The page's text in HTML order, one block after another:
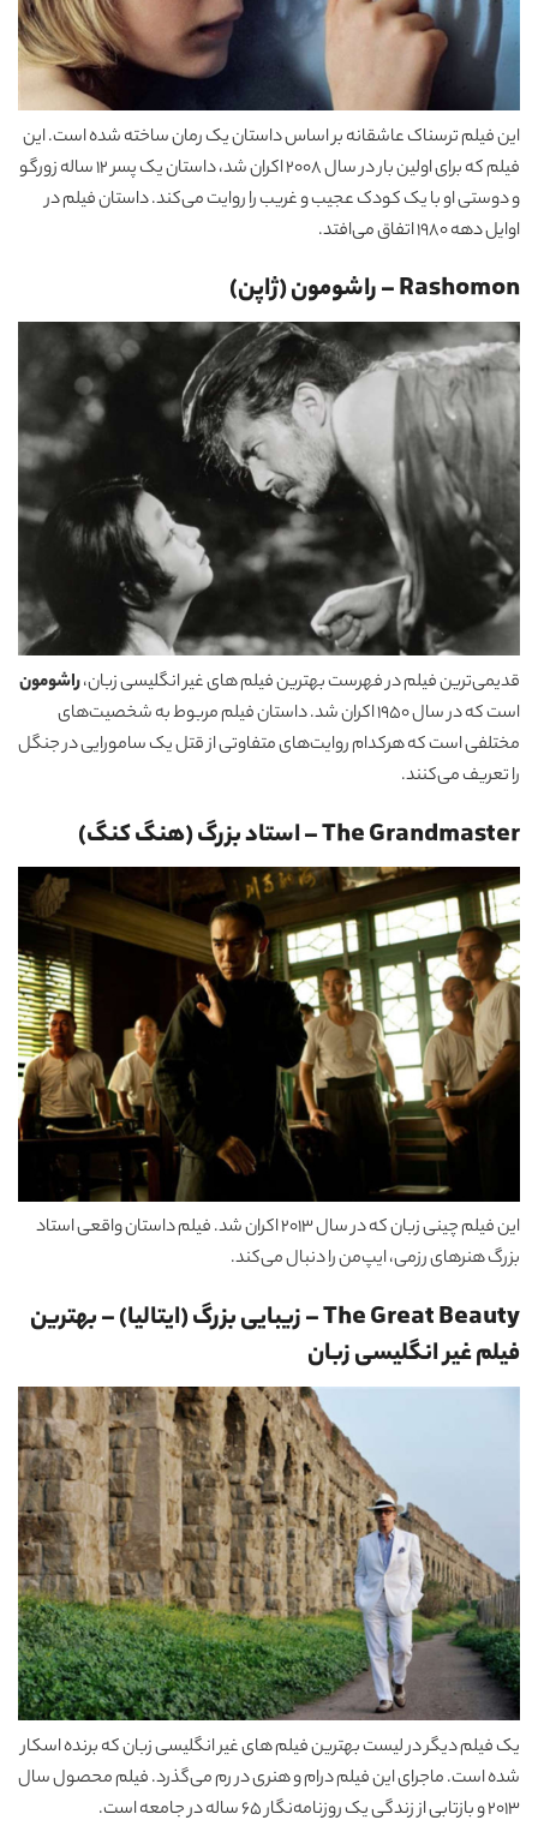
این فیلم ترسناک عاشقانه بر اساس داستان یک رمان ساخته شده است. این
فیلم که برای اولین بار در سال 2008 اکران شد، داستان یک پسر 12 ساله زورگو
و دوستی او با یک کودک عجیب و غریب را روایت می‌کند. داستان فیلم در
اوایل دهه 1980 اتفاق می‌افتد.
Rashomon – راشومون (ژاپن)
قدیمی‌ترین فیلم در فهرست بهترین فیلم های غیر انگلیسی زبان،راشومون
است که در سال 1950 اکران شد. داستان فیلم مربوط به شخصیت‌های
مختلفی است که هرکدام روایت‌های متفاوتی از قتل یک سامورایی در جنگل
را تعریف می‌کنند.
The Grandmaster – استاد بزرگ (هنگ کنگ)
این فیلم چینی زبان که در سال 2013 اکران شد. فیلم داستان واقعی استاد
بزرگ هنرهای رزمی، ایپ‌من را دنبال می‌کند.
The Great Beauty – زیبایی بزرگ (ایتالیا) –بهترین
فیلم غیر انگلیسی زبان
یک فیلم دیگر در لیست بهترین فیلم های غیر انگلیسی زبان که برنده اسکار
شده است. ماجرای این فیلم درام و هنری در رم می‌گذرد. فیلم محصول سال
2013 و بازتابی از زندگی یک روزنامه‌نگار 65 ساله در جامعه است.